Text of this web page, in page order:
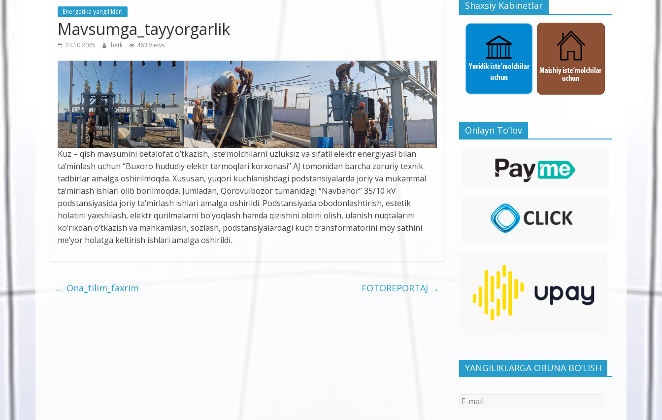
Energetika yangiliklari
Mavsumga_tayyorgarlik
24.10.2025 hetk 463 Views
Kuz – qish mavsumini betalofat o’tkazish, iste’molchilarni uzluksiz va sifatli elektr energiyasi bilan
ta’minlash uchun “Buxoro hududiy elektr tarmoqlari korxonasi” AJ tomonidan barcha zaruriy texnik
tadbirlar amalga oshirilmoqda. Xususan, yuqori kuchlanishdagi podstansiyalarda joriy va mukammal
ta’mirlash ishlari olib borilmoqda. Jumladan, Qorovulbozor tumanidagi “Navbahor” 35/10 kV
podstansiyasida joriy ta’mirlash ishlari amalga oshirildi. Podstansiyada obodonlashtirish, estetik
holatini yaxshilash, elektr qurilmalarni bo‘yoqlash hamda qizishini oldini olish, ulanish nuqtalarini
ko’rikdan o’tkazish va mahkamlash, sozlash, podstansiyalardagi kuch transformatorini moy sathini
me’yor holatga keltirish ishlari amalga oshirildi.
← Ona_tilim_faxrim FOTOREPORTAJ →
Shaxsiy Kabinetlar
Onlayn To’lov
YANGILIKLARGA OBUNA BO’LISH